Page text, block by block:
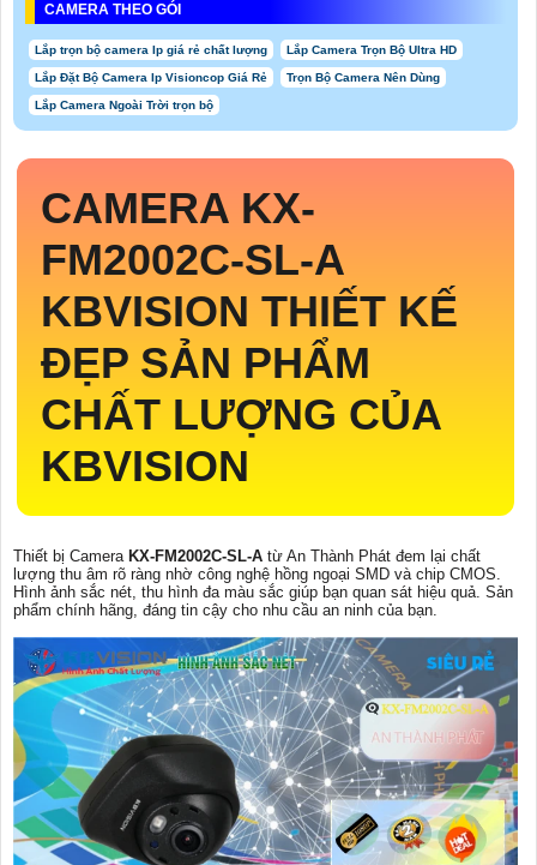
CAMERA THEO GÓI
Lắp trọn bộ camera Ip giá rẻ chất lượng Lắp Camera Trọn Bộ Ultra HD
Lắp Đặt Bộ Camera Ip Visioncop Giá Rẻ Trọn Bộ Camera Nên Dùng
Lắp Camera Ngoài Trời trọn bộ
CAMERA KX-
FM2002C-SL-A
KBVISION THIẾT KẾ
ĐẸP SẢN PHẨM
CHẤT LƯỢNG CỦA
KBVISION
Thiết bị Camera KX-FM2002C-SL-A từ An Thành Phát đem lại chất
lượng thu âm rõ ràng nhờ công nghệ hồng ngoại SMD và chip CMOS.
Hình ảnh sắc nét, thu hình đa màu sắc giúp bạn quan sát hiệu quả. Sản
phẩm chính hãng, đáng tin cậy cho nhu cầu an ninh của bạn.